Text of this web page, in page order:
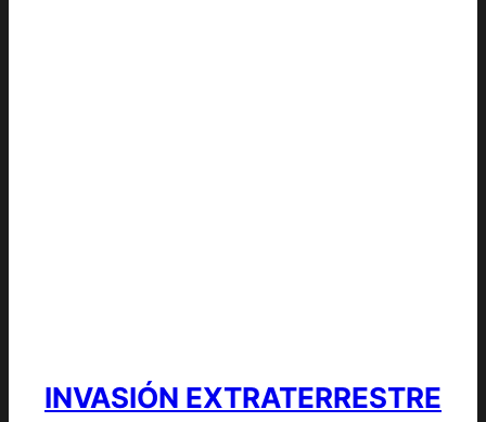
INVASIÓN EXTRATERRESTRE